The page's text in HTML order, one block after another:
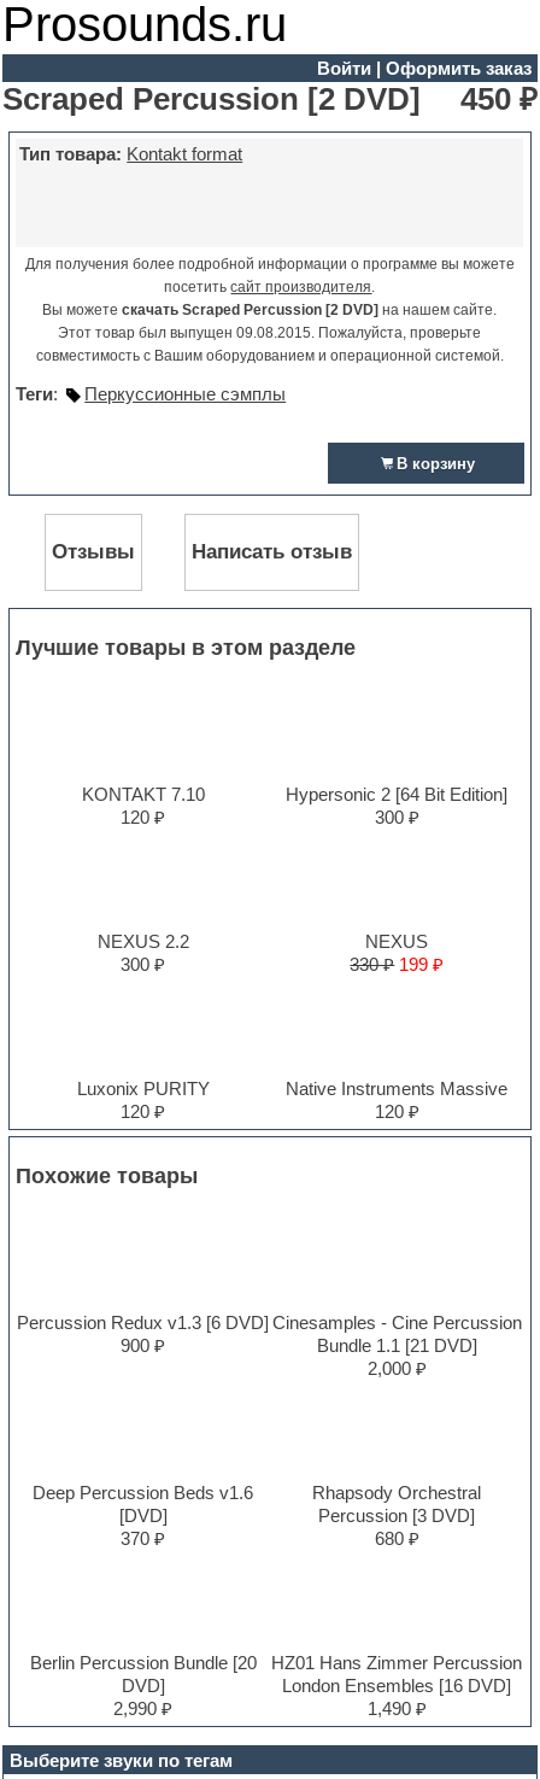
Prosounds.ru
Войти| Оформить заказ
Выберите звуки по тегам
Scraped Percussion [2 DVD] 450 ₽
Тип товара: Kontakt format
Для получения более подробной информации о программе вы можете
посетитьсайт производителя.
Вы можетескачать Scraped Percussion [2 DVD] на нашем сайте.
Этот товар был выпущен 09.08.2015. Пожалуйста, проверьте
совместимость с Вашим оборудованием и операционной системой.
Теги: Перкуссионные сэмплы
В корзину
Отзывы Написать отзыв
Лучшие товары в этом разделе
KONTAKT 7.10
120 ₽
Hypersonic 2 [64 Bit Edition]
300 ₽
NEXUS 2.2
300 ₽
NEXUS
330 ₽ 199 ₽
Luxonix PURITY
120 ₽
Native Instruments Massive
120 ₽
Похожие товары
Percussion Redux v1.3 [6 DVD]
900 ₽
Cinesamples - Cine Percussion
Bundle 1.1 [21 DVD]
2,000 ₽
Deep Percussion Beds v1.6
[DVD]
370 ₽
Rhapsody Orchestral
Percussion [3 DVD]
680 ₽
Berlin Percussion Bundle [20
DVD]
2,990 ₽
HZ01 Hans Zimmer Percussion
London Ensembles [16 DVD]
1,490 ₽